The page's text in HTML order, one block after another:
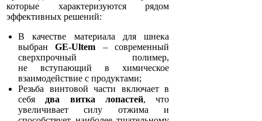
которые характеризуются рядом
эффективных решений:
В качестве материала для шнека
выбранGE-Ultem – современный
сверхпрочный полимер,
не вступающий в химическое
взаимодействие с продуктами;
Резьба винтовой части включает в
себя два витка лопастей, что
увеличивает силу отжима и